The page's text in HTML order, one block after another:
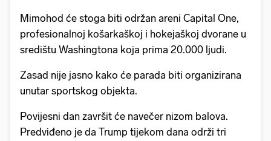
Mimohod će stoga biti održan areni Capital One,
profesionalnoj košarkaškoj i hokejaškoj dvorane u
središtu Washingtona koja prima 20.000 ljudi.
Zasad nije jasno kako će parada biti organizirana
unutar sportskog objekta.
Povijesni dan završit će navečer nizom balova.
Predviđeno je da Trump tijekom dana održi tri